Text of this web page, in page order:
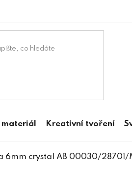
materiál Kreativní tvoření
6mm crystal AB 00030/28701/